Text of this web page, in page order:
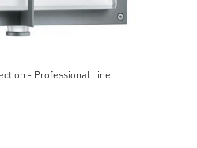
- Professional Line